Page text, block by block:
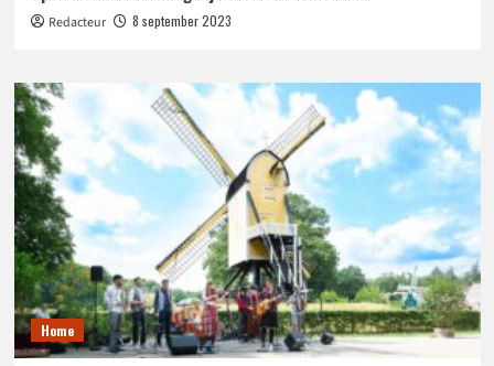
Redacteur 8 september 2023
Home